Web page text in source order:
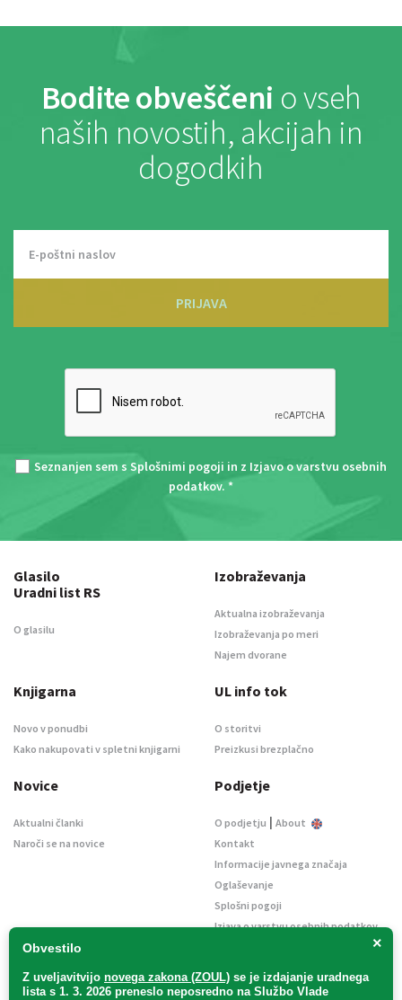
Bodite obveščeni o vseh
naših novostih, akcijah in
dogodkih
PRIJAVA
Seznanjen sem s Splošnimi pogoji in z Izjavo o varstvu osebnih
podatkov. *
×
Obvestilo
Z uveljavitvijo novega zakona (ZOUL) se je izdajanje uradnega
lista s 1. 3. 2026 preneslo neposredno na Službo Vlade
Glasilo
Uradni list RS
O glasilu
Izobraževanja
Aktualna izobraževanja
Izobraževanja po meri
Najem dvorane
Knjigarna
Novo v ponudbi
Kako nakupovati v spletni knjigarni
UL info tok
O storitvi
Preizkusi brezplačno
Novice
Aktualni članki
Naroči se na novice
Podjetje
O podjetju | About
Kontakt
Informacije javnega značaja
Oglaševanje
Splošni pogoji
Izjava o varstvu osebnih podatkov